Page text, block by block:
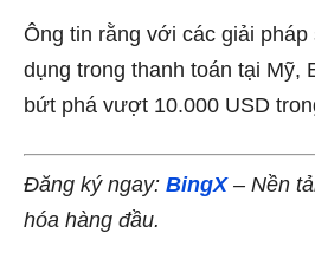
Ông tin rằng với các giải
dụng trong thanh toán tại Mỹ,
bứt phá vượt 10.000 USD
Đăng ký ngay: BingX– Nền
hóa hàng đầu.